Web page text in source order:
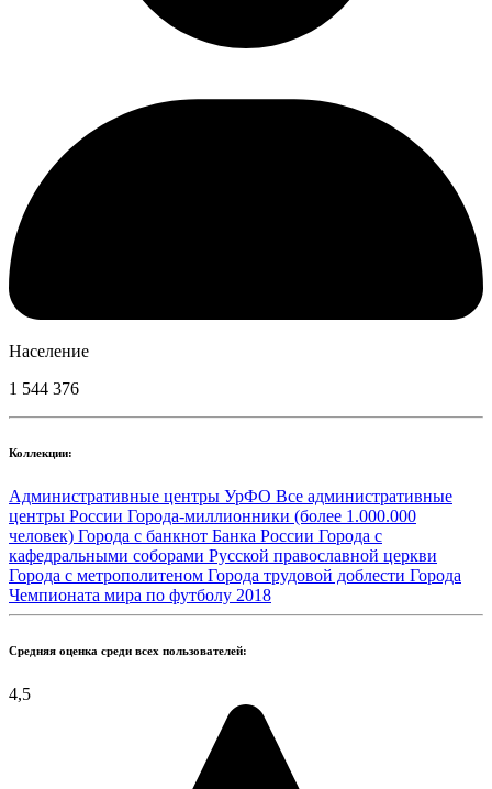
Население
1 544 376
Коллекции:
Административные центры УрФО Все административные
центры России Города-миллионники (более 1.000.000
человек) Города с банкнот Банка России Города с
кафедральными соборами Русской православной церкви
Города с метрополитеном Города трудовой доблести Города
Чемпионата мира по футболу 2018
Средняя оценка среди всех пользователей:
4,5